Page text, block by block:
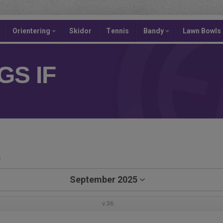
Orientering Skidor Tennis Bandy Lawn Bowls
IF
September 2025
v.36